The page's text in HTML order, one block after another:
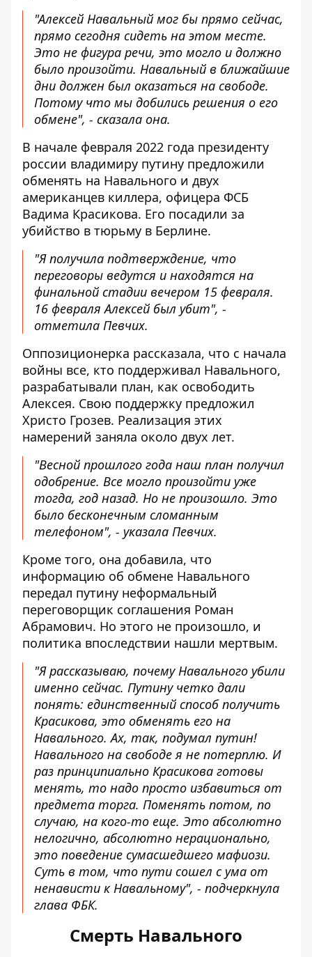
"Алексей Навальный мог бы прямо сейчас,
прямо сегодня сидеть на этом месте.
Это не фигура речи, это могло и должно
было произойти. Навальный в ближайшие
дни должен был оказаться на свободе.
Потому что мы добились решения о его
обмене", - сказала она.
В начале февраля 2022 года президенту
россии владимиру путину предложили
обменять на Навального и двух
американцев киллера, офицера ФСБ
Вадима Красикова. Его посадили за
убийство в тюрьму в Берлине.
"Я получила подтверждение, что
переговоры ведутся и находятся на
финальной стадии вечером 15 февраля.
16 февраля Алексей был убит", -
отметила Певчих.
Оппозиционерка рассказала, что с начала
войны все, кто поддерживал Навального,
разрабатывали план, как освободить
Алексея. Свою поддержку предложил
Христо Грозев. Реализация этих
намерений заняла около двух лет.
"Весной прошлого года наш план получил
одобрение. Все могло произойти уже
тогда, год назад. Но не произошло. Это
было бесконечным сломанным
телефоном", - указала Певчих.
Кроме того, она добавила, что
информацию об обмене Навального
передал путину неформальный
переговорщик соглашения Роман
Абрамович. Но этого не произошло, и
политика впоследствии нашли мертвым.
"Я рассказываю, почему Навального убили
именно сейчас. Путину четко дали
понять: единственный способ получить
Красикова, это обменять его на
Навального. Ах, так, подумал путин!
Навального на свободе я не потерплю. И
раз принципиально Красикова готовы
менять, то надо просто избавиться от
предмета торга. Поменять потом, по
случаю, на кого-то еще. Это абсолютно
нелогично, абсолютно нерационально,
это поведение сумасшедшего мафиози.
Суть в том, что пути сошел с ума от
ненависти к Навальному", - подчеркнула
глава ФБК.
Смерть Навального